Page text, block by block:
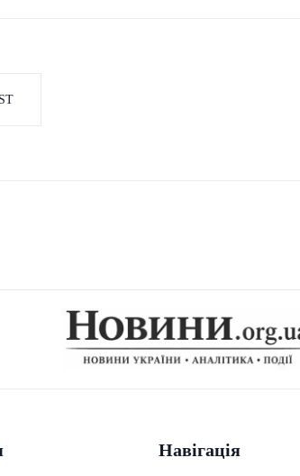
Навігація